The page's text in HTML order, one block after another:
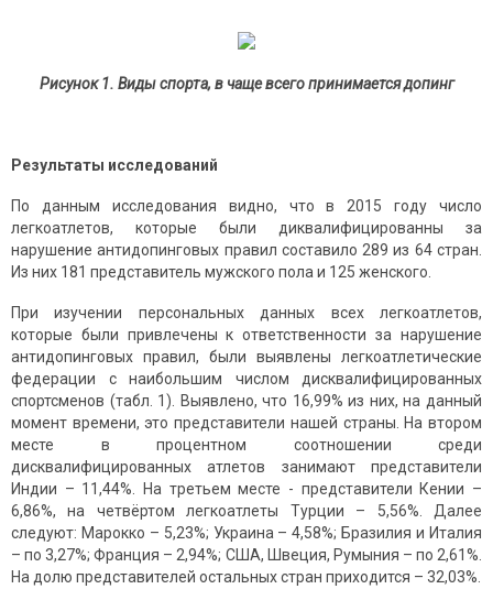
Рисунок 1. Виды спорта, в чаще всего принимается допинг
Результаты исследований
По данным исследования видно, что в 2015 году число
легкоатлетов, которые были диквалифицированны за
нарушение антидопинговых правил составило 289 из 64 стран.
Из них 181 представитель мужского пола и 125 женского.
При изучении персональных данных всех легкоатлетов,
которые были привлечены к ответственности за нарушение
антидопинговых правил, были выявлены легкоатлетические
федерации с наибольшим числом дисквалифицированных
спортсменов (табл. 1). Выявлено, что 16,99% из них, на данный
момент времени, это представители нашей страны. На втором
месте в процентном соотношении среди
дисквалифицированных атлетов занимают представители
Индии – 11,44%. На третьем месте - представители Кении –
6,86%, на четвёртом легкоатлеты Турции – 5,56%. Далее
следуют: Марокко – 5,23%; Украина – 4,58%; Бразилия и Италия
– по 3,27%; Франция – 2,94%; США, Швеция, Румыния – по 2,61%.
На долю представителей остальных стран приходится – 32,03%.